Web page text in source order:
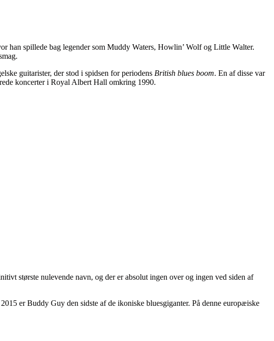
han spillede bag legender som Muddy Waters, Howlin’ Wolf og Little Walter.
guitarister, der stod i spidsen for periodens British blues boom. En af disse var
koncerter i Royal Albert Hall omkring 1990.
største nulevende navn, og der er absolut ingen over og ingen ved siden af
er Buddy Guy den sidste af de ikoniske bluesgiganter. På denne europæiske